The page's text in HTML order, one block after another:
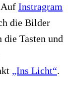
Instragram
die Bilder
die Tasten und
„Ins Licht“.